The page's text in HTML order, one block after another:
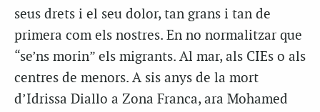
seus drets i el seu dolor, tan grans i tan de
primera com els nostres. En no normalitzar que
“se’ns morin” els migrants. Al mar, als CIEs o als
centres de menors. A sis anys de la mort
d’Idrissa Diallo a Zona Franca, ara Mohamed